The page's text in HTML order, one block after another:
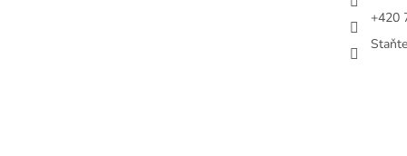
+420